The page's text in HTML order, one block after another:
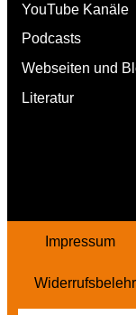
YouTube Kanäle
Podcasts
Webseiten und
Literatur
Impressum